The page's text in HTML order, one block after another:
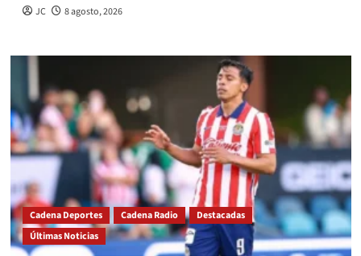
JC 8 agosto, 2026
Cadena Deportes Cadena Radio
Destacadas
Últimas Noticias